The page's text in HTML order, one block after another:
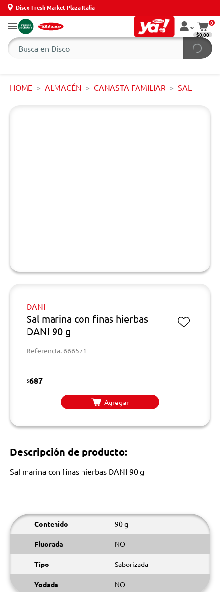
Disco Fresh Market Plaza Italia
0
$0,00
HOME ALMACÉN CANASTA FAMILIAR SAL
DANI
Sal marina con finas hierbas
DANI 90 g
Referencia: 666571
$687
Agregar
Descripción de producto:
Sal marina con finas hierbas DANI 90 g
Contenido 90 g
Fluorada NO
Tipo Saborizada
Yodada NO